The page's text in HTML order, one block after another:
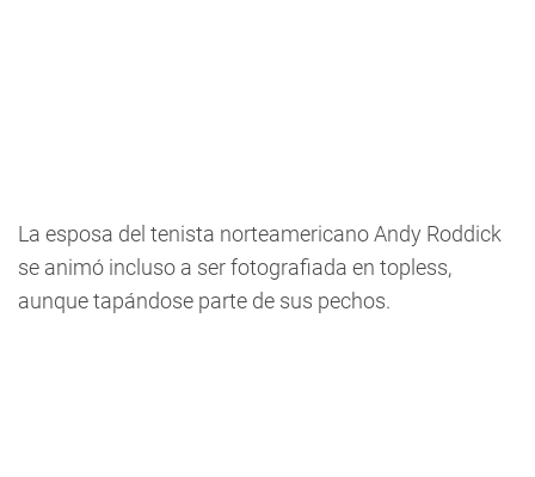
La esposa del tenista norteamericano Andy Roddick
se animó incluso a ser fotografiada en topless,
aunque tapándose parte de sus pechos.